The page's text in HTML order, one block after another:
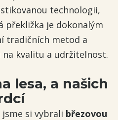
technologii,
překližka je dokonalým
tradičních metod a
na kvalitu a udržitelnost.
lesa, a našich
jsme si vybrali březovou